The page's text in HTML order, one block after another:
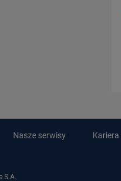
Nasze serwisy Kariera
S.A.